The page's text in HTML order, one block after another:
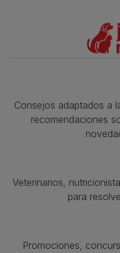
Consejos adaptados a
recomendaciones
Veterinarios,
para
Promociones,